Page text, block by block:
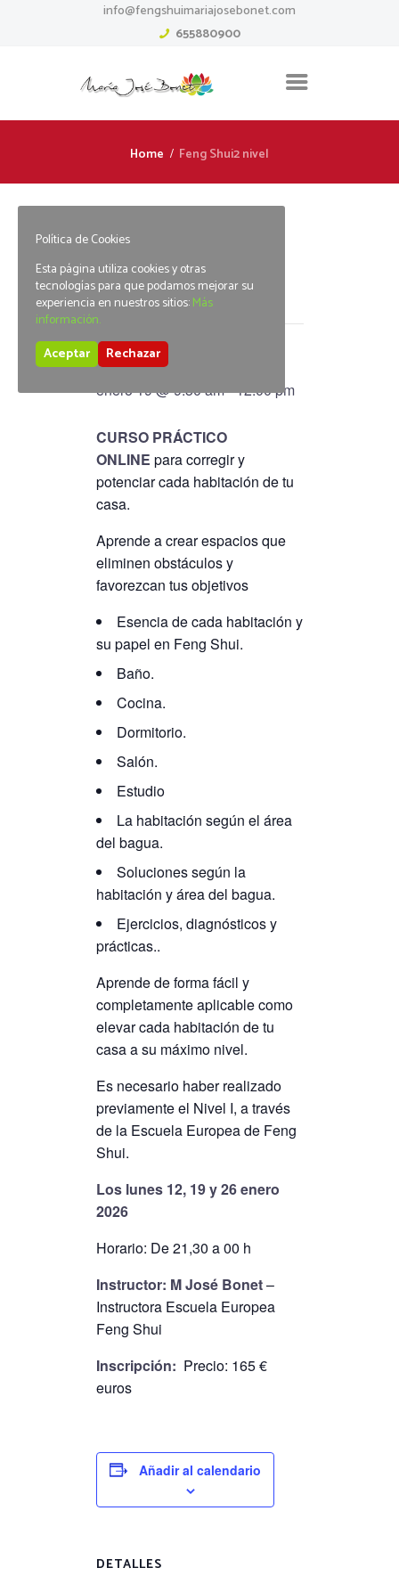
info@fengshuimariajosebonet.com
655880900
Home Feng Shui2 nivel
« Todos los Eventos
Este evento ha pasado.
Feng Shui2 nivel
enero 19 @ 9:30 am-12:00 pm
CURSO PRÁCTICO
ONLINE para corregir y
potenciar cada habitación de tu
casa.
Aprende a crear espacios que
eliminen obstáculos y
favorezcan tus objetivos
Esencia de cada habitación y
su papel en Feng Shui.
Baño.
Cocina.
Dormitorio.
Salón.
Estudio
La habitación según el área
del bagua.
Soluciones según la
habitación y área del bagua.
Ejercicios, diagnósticos y
prácticas..
Aprende de forma fácil y
completamente aplicable como
elevar cada habitación de tu
casa a su máximo nivel.
Es necesario haber realizado
previamente el Nivel I, a través
de la Escuela Europea de Feng
Shui.
Los lunes 12, 19 y 26 enero
2026
Horario: De 21,30 a 00 h
Instructor: M José Bonet–
Instructora Escuela Europea
Feng Shui
Inscripción: Precio: 165 €
euros
Añadir al calendario
DETALLES
Política de Cookies
Esta página utiliza cookies y otras
tecnologías para que podamos mejorar su
experiencia en nuestros sitios:Más
información.
Aceptar
Rechazar